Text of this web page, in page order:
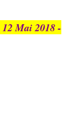
12 Mai 2018 -